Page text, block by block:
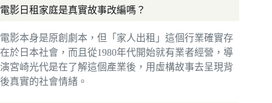
電影日租家庭是真實故事改編嗎？
電影本身是原創劇本，但「家人出租」這個行業確實存
在於日本社會，而且從1980年代開始就有業者經營，導
演宮崎光代是在了解這個產業後，用虛構故事去呈現背
後真實的社會情緒。